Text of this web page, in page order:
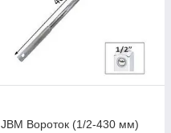
JBM Вороток (1/2-430 мм)